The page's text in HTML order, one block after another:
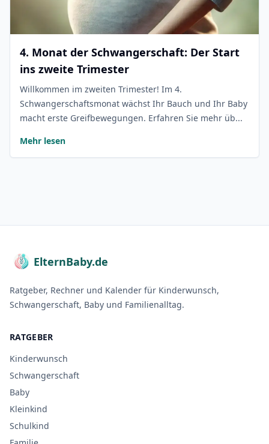
4. Monat der Schwangerschaft: Der Start
ins zweite Trimester
Willkommen im zweiten Trimester! Im 4.
Schwangerschaftsmonat wächst Ihr Bauch und Ihr Baby
macht erste Greifbewegungen. Erfahren Sie mehr üb...
Mehr lesen
ElternBaby.de
Ratgeber, Rechner und Kalender für Kinderwunsch,
Schwangerschaft, Baby und Familienalltag.
RATGEBER
Kinderwunsch
Schwangerschaft
Baby
Kleinkind
Schulkind